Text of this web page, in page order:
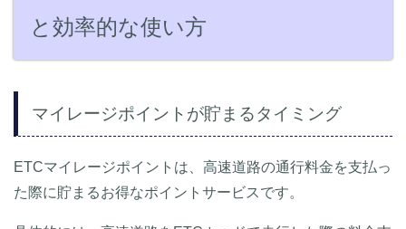
と効率的な使い方
マイレージポイントが貯まるタイミング
ETCマイレージポイントは、高速道路の通行料金を支払っ
た際に貯まるお得なポイントサービスです。